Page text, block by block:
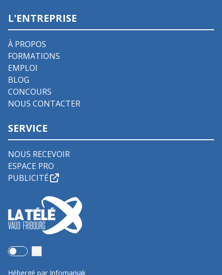
L'ENTREPRISE
À PROPOS
FORMATIONS
EMPLOI
BLOG
CONCOURS
NOUS CONTACTER
SERVICE
NOUS RECEVOIR
ESPACE PRO
PUBLICITÉ
Use setting
Hébergé par Infomaniak